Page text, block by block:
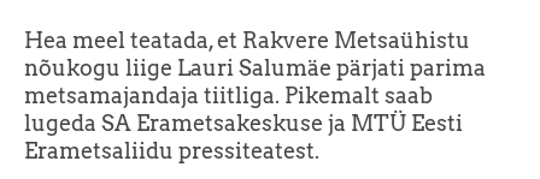
Hea meel teatada, et Rakvere Metsaühistu
nõukogu liige Lauri Salumäe pärjati parima
metsamajandaja tiitliga. Pikemalt saab
lugeda SA Erametsakeskuse ja MTÜ Eesti
Erametsaliidu pressiteatest.